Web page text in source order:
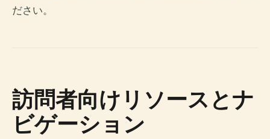
ださい。
訪問者向けリソースとナ
ビゲーション